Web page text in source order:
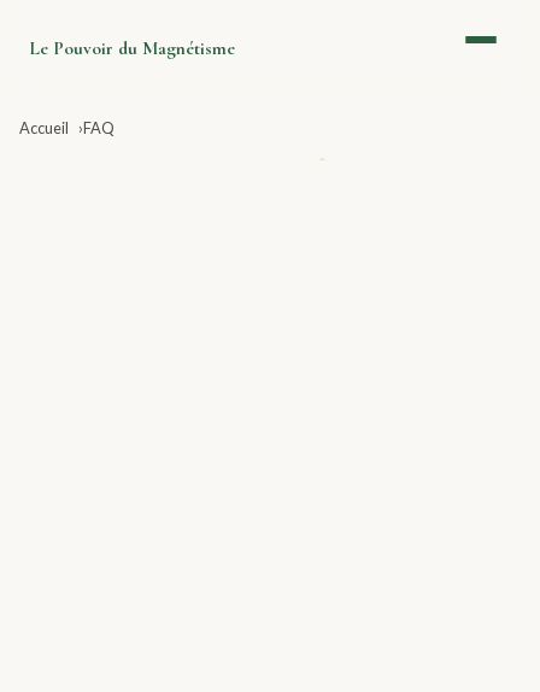
Le Pouvoir du Magnétisme
Accueil FAQ